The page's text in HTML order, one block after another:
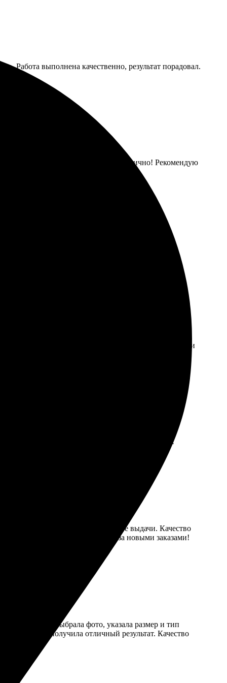
Работа выполнена качественно, результат порадовал.
Качество на высоте, выглядит отлично! Рекомендую
на высоте, рекомендую.
на сайте, все интуитивно понятно. Работу выполнили
за новыми заказами!
отлично, всё аккуратно и красиво. Рекомендую!
Через пару дней получил в пункте выдачи. Качество
быстро. Обязательно вернусь за новыми заказами!
понятен: выбрала фото, указала размер и тип
дней, и я получила отличный результат. Качество